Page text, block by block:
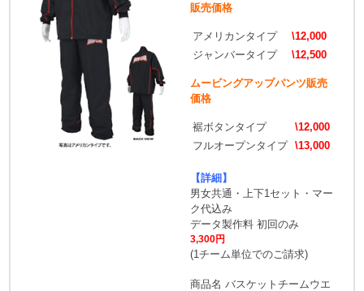
販売価格
アメリカンタイプ
\12,000
ジャンバータイプ
\12,500
ムービングアップパンツ販売
価格
裾ボタンタイプ
\12,000
フルオープンタイプ \13,000
【詳細】
男女共通・上下1セット・マー
ク代込み
データ製作料 初回のみ
3,300円
(1チーム単位でのご請求)
商品名 バスケットチームウエ